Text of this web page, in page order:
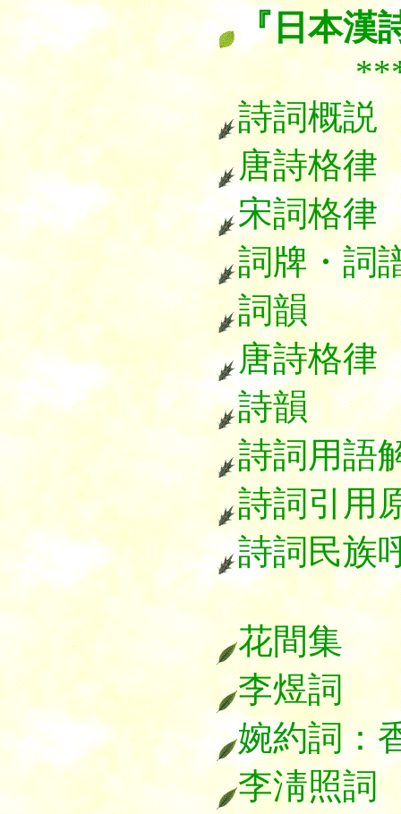
『日本漢
詩詞概説
唐詩格
宋詞格律
詞牌・詞
詞韻
唐詩格
詩韻
詩詞用語
詩詞引用
詩詞民族
花間集
李煜詞
婉約詞：
李淸照詞